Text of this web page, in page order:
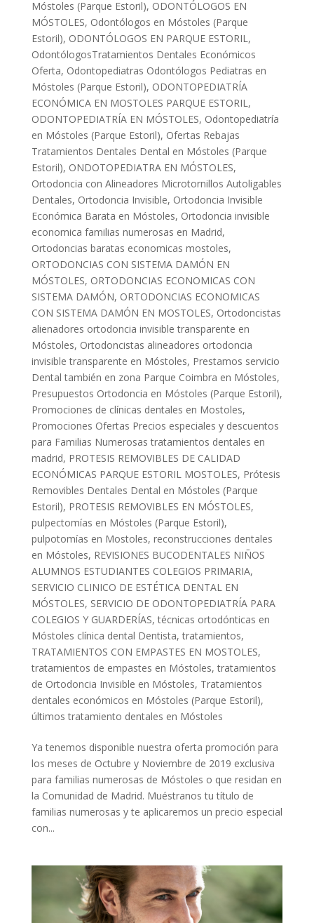
Móstoles (Parque Estoril), ODONTÓLOGOS EN
MÓSTOLES, Odontólogos en Móstoles (Parque
Estoril), ODONTÓLOGOS EN PARQUE ESTORIL ,
OdontólogosTratamientos Dentales Económicos
Oferta, Odontopediatras Odontólogos Pediatras en
Móstoles (Parque Estoril), ODONTOPEDIATRÍA
ECONÓMICA EN MOSTOLES PARQUE ESTORIL ,
ODONTOPEDIATRÍA EN MÓSTOLES, Odontopediatría
en Móstoles (Parque Estoril), Ofertas Rebajas
Tratamientos Dentales Dental en Móstoles (Parque
Estoril), ONDOTOPEDIATRA EN MÓSTOLES,
Ortodoncia con Alineadores Microtornillos Autoligables
Dentales, Ortodoncia Invisible, Ortodoncia Invisible
Económica Barata en Móstoles, Ortodoncia invisible
economica familias numerosas en Madrid,
Ortodoncias baratas economicas mostoles,
ORTODONCIAS CON SISTEMA DAMÓN EN
MÓSTOLES, ORTODONCIAS ECONOMICAS CON
SISTEMA DAMÓN, ORTODONCIAS ECONOMICAS
CON SISTEMA DAMÓN EN MOSTOLES, Ortodoncistas
alienadores ortodoncia invisible transparente en
Móstoles, Ortodoncistas alineadores ortodoncia
invisible transparente en Móstoles, Prestamos servicio
Dental también en zona Parque Coimbra en Móstoles,
Presupuestos Ortodoncia en Móstoles (Parque Estoril),
Promociones de clínicas dentales en Mostoles,
Promociones Ofertas Precios especiales y descuentos
para Familias Numerosas tratamientos dentales en
madrid, PROTESIS REMOVIBLES DE CALIDAD
ECONÓMICAS PARQUE ESTORIL MOSTOLES, Prótesis
Removibles Dentales Dental en Móstoles (Parque
Estoril), PROTESIS REMOVIBLES EN MÓSTOLES,
pulpectomías en Móstoles (Parque Estoril),
pulpotomías en Mostoles, reconstrucciones dentales
en Móstoles, REVISIONES BUCODENTALES NIÑOS
ALUMNOS ESTUDIANTES COLEGIOS PRIMARIA,
SERVICIO CLINICO DE ESTÉTICA DENTAL EN
MÓSTOLES, SERVICIO DE ODONTOPEDIATRÍA PARA
COLEGIOS Y GUARDERÍAS,técnicas ortodónticas en
Móstoles clínica dental Dentista,tratamientos,
TRATAMIENTOS CON EMPASTES EN MOSTOLES,
tratamientos de empastes en Móstoles,tratamientos
de Ortodoncia Invisible en Móstoles, Tratamientos
dentales económicos en Móstoles (Parque Estoril),
últimos tratamiento dentales en Móstoles
Ya tenemos disponible nuestra oferta promoción para
los meses de Octubre y Noviembre de 2019 exclusiva
para familias numerosas de Móstoles o que residan en
la Comunidad de Madrid. Muéstranos tu título de
familias numerosas y te aplicaremos un precio especial
con...